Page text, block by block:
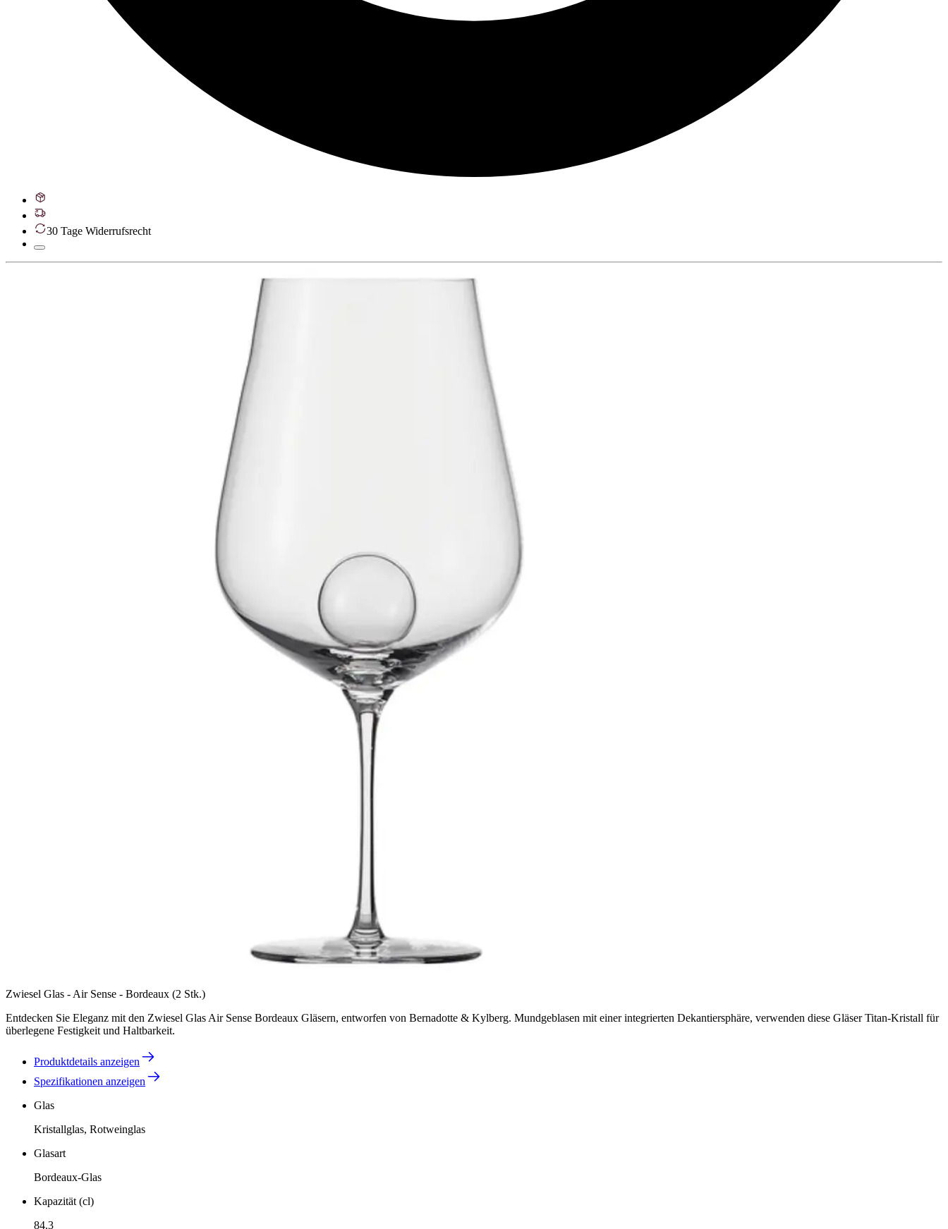
30 Tage Widerrufsrecht
Zwiesel Glas - Air Sense - Bordeaux (2 Stk.)
Entdecken Sie Eleganz mit den Zwiesel Glas Air Sense Bordeaux Gläsern, entworfen von Bernadotte & Kylberg. Mundgeblasen mit einer integrierten Dekantiersphäre, verwenden diese Gläser Titan-Kristall für
überlegene Festigkeit und Haltbarkeit.
Produktdetails anzeigen
Spezifikationen anzeigen
Glas
Kristallglas, Rotweinglas
Glasart
Bordeaux-Glas
Kapazität (cl)
84.3